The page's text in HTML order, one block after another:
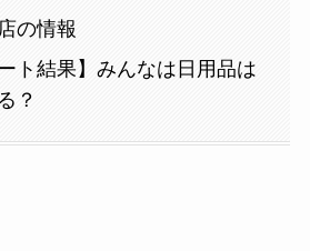
の情報
ト結果】みんなは日用品は
？